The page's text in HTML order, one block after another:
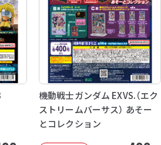
機動戦士ガンダム EXVS.（エク
ストリームバーサス） あそー
とコレクション